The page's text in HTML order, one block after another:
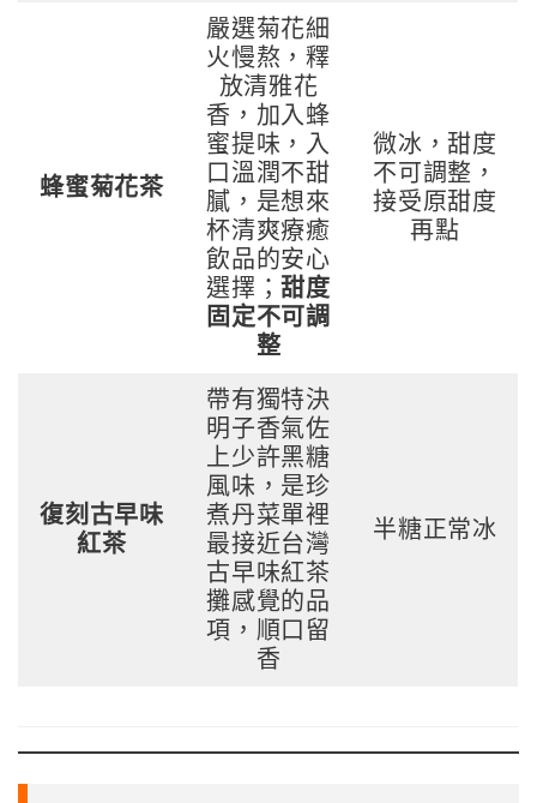
蜂蜜菊花茶
嚴選菊花細
火慢熬，釋
放清雅花
香，加入蜂
蜜提味，入
口溫潤不甜
膩，是想來
杯清爽療癒
飲品的安心
選擇；甜度
固定不可調
整
微冰，甜度
不可調整，
接受原甜度
再點
復刻古早味
紅茶
帶有獨特決
明子香氣佐
上少許黑糖
風味，是珍
煮丹菜單裡
最接近台灣
古早味紅茶
攤感覺的品
項，順口留
香
半糖正常冰